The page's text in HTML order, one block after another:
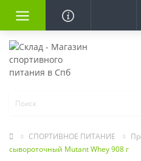
СПОРТИВНОЕ ПИТАНИЕ
сывороточный Mutant Whey 908 г